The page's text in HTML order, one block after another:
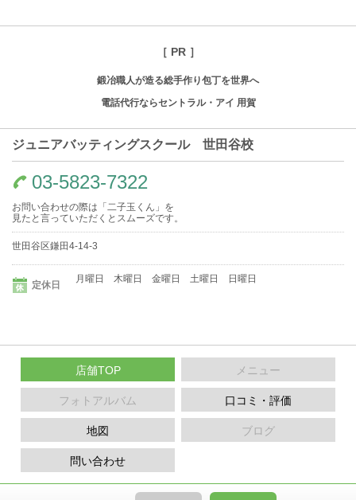
［ PR ］
鍛冶職人が造る総手作り包丁を世界へ
電話代行ならセントラル・アイ 用賀
ジュニアバッティングスクール 世田谷校
03-5823-7322
お問い合わせの際は「二子玉くん」を
見たと言っていただくとスムーズです。
世田谷区鎌田4-14-3
定休日
月曜日 木曜日 金曜日 土曜日 日曜日
店舗TOP メニュー
フォトアルバム 口コミ・評価
地図 ブログ
問い合わせ